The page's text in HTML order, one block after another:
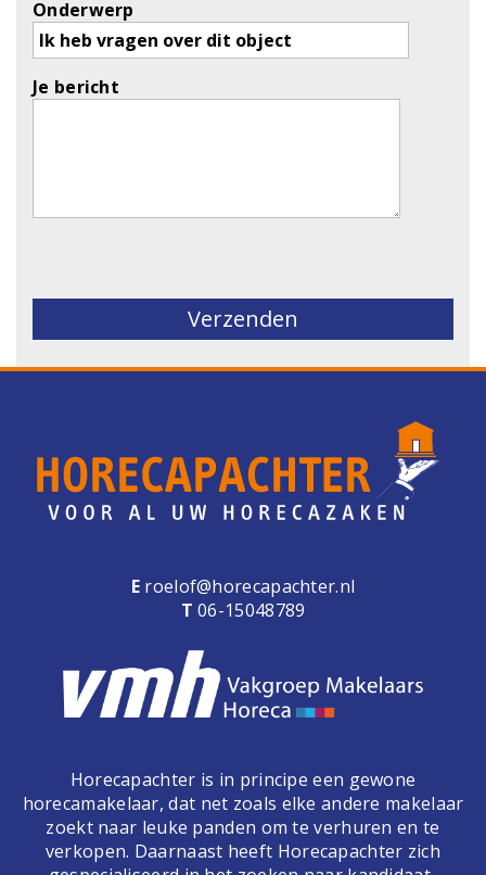
Onderwerp
Je bericht
E roelof@horecapachter.nl
T 06-15048789
Horecapachter is in principe een gewone
horecamakelaar, dat net zoals elke andere makelaar
zoekt naar leuke panden om te verhuren en te
verkopen. Daarnaast heeft Horecapachter zich